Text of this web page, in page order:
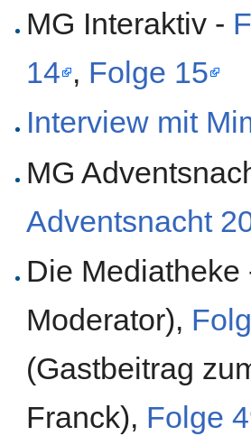
MG Interaktiv -
14 , Folge 15
Interview mit
MG
Adventsnacht
Die
Moderator),
(Gastbeitrag
Franck), Folge